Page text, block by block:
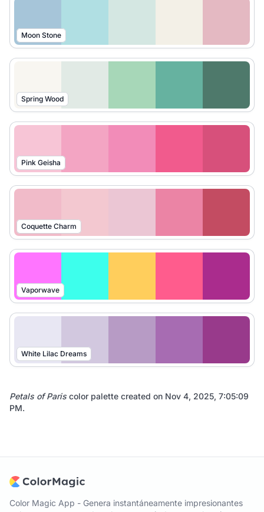
Moon Stone
Spring Wood
Pink Geisha
Coquette Charm
Vaporwave
White Lilac Dreams
Petals of Paris color palette created on Nov 4, 2025, 7:05:09
PM.
Color Magic App - Genera instantáneamente impresionantes